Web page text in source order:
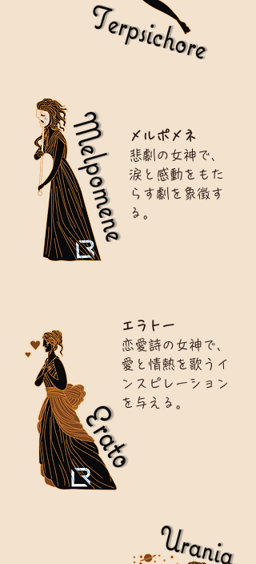
メルポメネ
悲劇の女神で、
涙と感動をもた
らす劇を象徴す
る。
エラトー
恋愛詩の女神で、
愛と情熱を歌うイ
ンスピレーション
を与える。